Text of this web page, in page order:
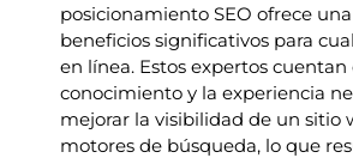
posicionamiento SEO ofrece
beneficios significativos para
en línea. Estos expertos cuentan
conocimiento y la experiencia
mejorar la visibilidad de un sitio
motores de búsqueda, lo que